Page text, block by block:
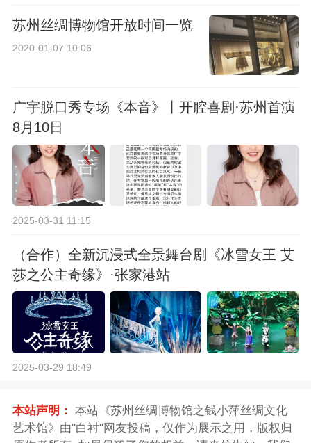
苏州丝绸博物馆开放时间一览
2020-01-07 10:06
广宇脱口秀专场《本音》丨开腔喜剧·苏州首演
8月10日
2025-03-31 11:15
（合作）全新沉浸式全景舞台剧《冰雪女王 艾
莎之公主奇缘》·张家港站
2025-03-29 18:49
本站声明： 本站《苏州丝绸博物馆之钱小萍丝绸文化
艺术馆》由"白衬"网友投稿，仅作为展示之用，版权归